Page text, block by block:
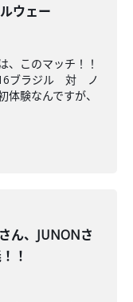
ウェー
、このマッチ！！
ブラジル 対 ノ
験なんですが、
ん、JUNONさ
！